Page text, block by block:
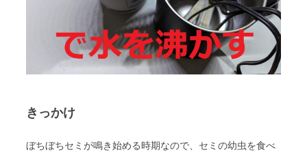
きっかけ
ぼちぼちセミが鳴き始める時期なので、セミの幼虫を食べ